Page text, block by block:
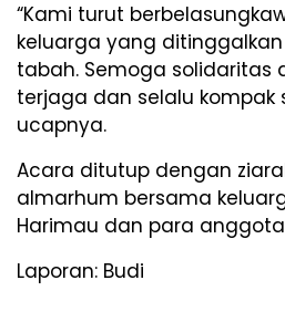
“Kami turut
keluarga yang
tabah. Semoga
terjaga dan selalu kompak
ucapnya.
Acara ditutup dengan
almarhum bersama
Harimau dan para
Laporan: Budi